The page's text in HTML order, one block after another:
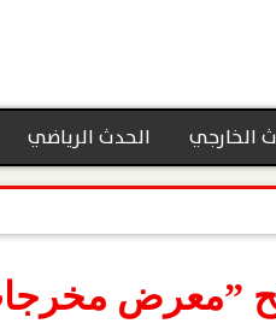
الخارجي الحدث الرياضي
”معرض